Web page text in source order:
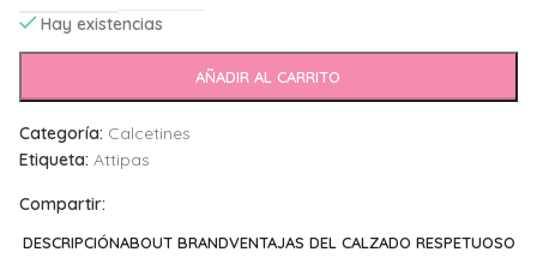
Hay existencias
AÑADIR AL CARRITO
Categoría: Calcetines
Etiqueta: Attipas
Compartir:
DESCRIPCIÓNABOUT BRANDVENTAJAS DEL CALZADO RESPETUOSO